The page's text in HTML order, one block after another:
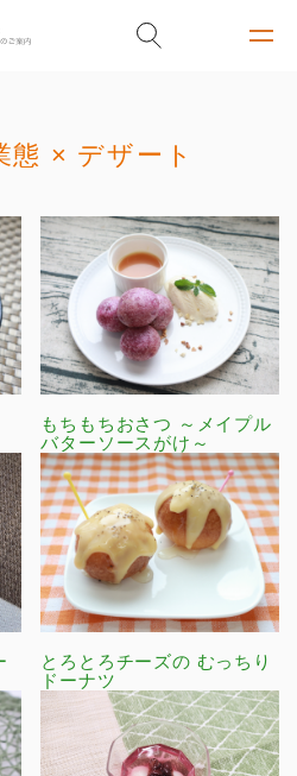
態 × デザート
もちもちおさつ ～メイプル
バターソースがけ～
とろとろチーズの むっちり
ドーナツ